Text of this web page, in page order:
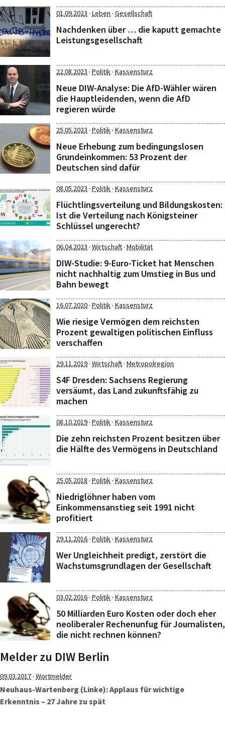
01.09.2023 · Leben · Gesellschaft
Nachdenken über … die kaputt gemachte
Leistungsgesellschaft
22.08.2023 · Politik· Kassensturz
Neue DIW-Analyse: Die AfD-Wähler wären
die Hauptleidenden, wenn die AfD
regieren würde
25.05.2023 · Politik· Kassensturz
Neue Erhebung zum bedingungslosen
Grundeinkommen: 53 Prozent der
Deutschen sind dafür
08.05.2023 · Politik· Kassensturz
Flüchtlingsverteilung und Bildungskosten:
Ist die Verteilung nach Königsteiner
Schlüssel ungerecht?
06.04.2023 · Wirtschaft· Mobilität
DIW-Studie: 9-Euro-Ticket hat Menschen
nicht nachhaltig zum Umstieg in Bus und
Bahn bewegt
16.07.2020· Politik· Kassensturz
Wie riesige Vermögen dem reichsten
Prozent gewaltigen politischen Einfluss
verschaffen
29.11.2019· Wirtschaft· Metropolregion
S4F Dresden: Sachsens Regierung
versäumt, das Land zukunftsfähig zu
machen
08.10.2019· Politik· Kassensturz
Die zehn reichsten Prozent besitzen über
die Hälfte des Vermögens in Deutschland
25.05.2018 · Politik· Kassensturz
Niedriglöhner haben vom
Einkommensanstieg seit 1991 nicht
profitiert
29.11.2016· Politik· Kassensturz
Wer Ungleichheit predigt, zerstört die
Wachstumsgrundlagen der Gesellschaft
03.02.2016· Politik· Kassensturz
50 Milliarden Euro Kosten oder doch eher
neoliberaler Rechenunfug für Journalisten,
die nicht rechnen können?
Melder zu DIW Berlin
09.03.2017· Wortmelder
Neuhaus-Wartenberg (Linke): Applaus für wichtige
Erkenntnis – 27 Jahre zu spät